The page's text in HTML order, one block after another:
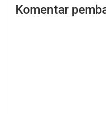
Komentar